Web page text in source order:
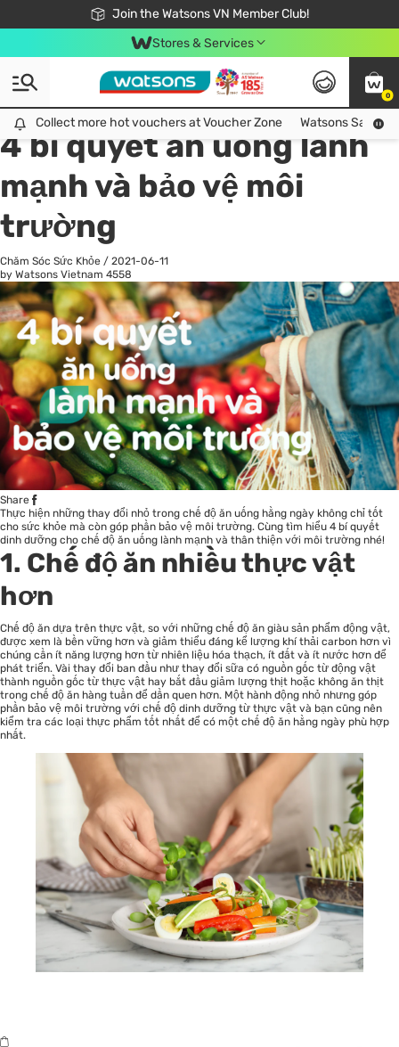
Join the Watsons VN Member Club!
Free Shipping For Order From 249,000Đ
24h Fast delivery in Hồ Chí Minh City
Stores & Services
0
Collect more hot vouchers at Voucher Zone
Collect more hot vouchers at Voucher Zone Watsons Safety
All
Chăm Sóc Cá Nhân
4 bí quyết ăn uống lành
mạnh và bảo vệ môi
trường
Chăm Sóc Sức Khỏe / 2021-06-11
by Watsons Vietnam 4558
Share
Thực hiện những thay đổi nhỏ trong chế độ ăn uống hằng ngày không chỉ tốt
cho sức khỏe mà còn góp phần bảo vệ môi trường. Cùng tìm hiểu 4 bí quyết
dinh dưỡng cho chế độ ăn uống lành mạnh và thân thiện với môi trường nhé!
1. Chế độ ăn nhiều thực vật
hơn
Chế độ ăn dựa trên thực vật, so với những chế độ ăn giàu sản phẩm động vật,
được xem là bền vững hơn và giảm thiểu đáng kể lượng khí thải carbon hơn vì
chúng cần ít năng lượng hơn từ nhiên liệu hóa thạch, ít đất và ít nước hơn để
phát triển. Vài thay đổi ban đầu như thay đổi sữa có nguồn gốc từ động vật
thành nguồn gốc từ thực vật hay bắt đầu giảm lượng thịt hoặc không ăn thịt
trong chế độ ăn hàng tuần để dần quen hơn. Một hành động nhỏ nhưng góp
phần bảo vệ môi trường với chế độ dinh dưỡng từ thực vật và bạn cũng nên
kiểm tra các loại thực phẩm tốt nhất để có một chế độ ăn hằng ngày phù hợp
nhất.